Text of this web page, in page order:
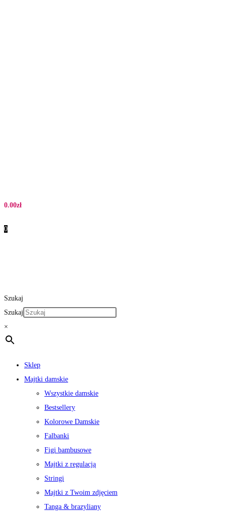
0.00zł
0
Szukaj
Szukaj
×
Sklep
Majtki damskie
Wszystkie damskie
Bestsellery
Kolorowe Damskie
Falbanki
Figi bambusowe
Majtki z regulacją
Stringi
Majtki z Twoim zdjęciem
Tanga & brazyliany